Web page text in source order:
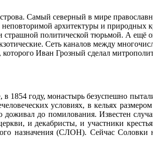
Самый северный в мире
архитектуры и природных
политической тюрьмой. А ещё
Сеть каналов между
Иван Грозный сделал
году, монастырь безуспешно
условиях, в кельях размером
до помилования. Известен
и декабристы, и участники
назначения (СЛОН). Сейчас Соловки